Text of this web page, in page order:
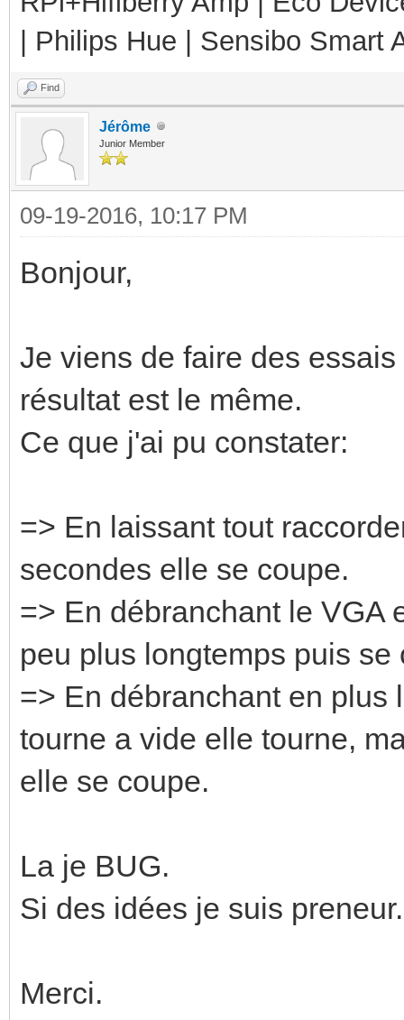
| Philips Hue | Sensibo Smart
Find
Jérôme
Junior Member
09-19-2016, 10:17 PM
Bonjour,
Je viens de faire des
résultat est le même.
Ce que j'ai pu constater:
=> En laissant tout
secondes elle se coupe.
=> En débranchant le VGA
peu plus longtemps puis se
=> En débranchant en plus
tourne a vide elle tourne,
elle se coupe.
La je BUG.
Si des idées je suis preneur.
Merci.